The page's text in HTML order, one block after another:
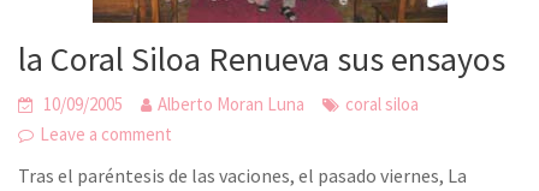
la Coral Siloa Renueva sus ensayos
10/09/2005 Alberto Moran Luna
coral siloa
Leave a comment
Tras el paréntesis de las vaciones, el pasado viernes, La